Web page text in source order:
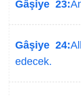
Gâşiye 23:
Gâşiye 24:
edecek.